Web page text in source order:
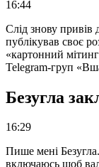
16:44
Слід знову
публікував своє
«картонний
Telegram-груп
Безугла
16:29
Пише мені
включаюсь щоб